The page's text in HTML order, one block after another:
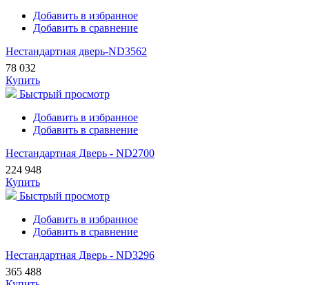
Добавить в избранное
Добавить в сравнение
Нестандартная дверь-ND3562
78 032
Купить
Быстрый просмотр
Добавить в избранное
Добавить в сравнение
Нестандартная Дверь - ND2700
224 948
Купить
Быстрый просмотр
Добавить в избранное
Добавить в сравнение
Нестандартная Дверь - ND3296
365 488